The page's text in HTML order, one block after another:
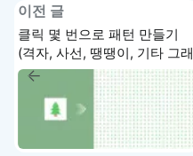
이전 글
클릭 몇 번으로 패턴 만들기
(격자, 사선, 땡땡이, 기타 그래
픽) - 포토샵 기초 강좌